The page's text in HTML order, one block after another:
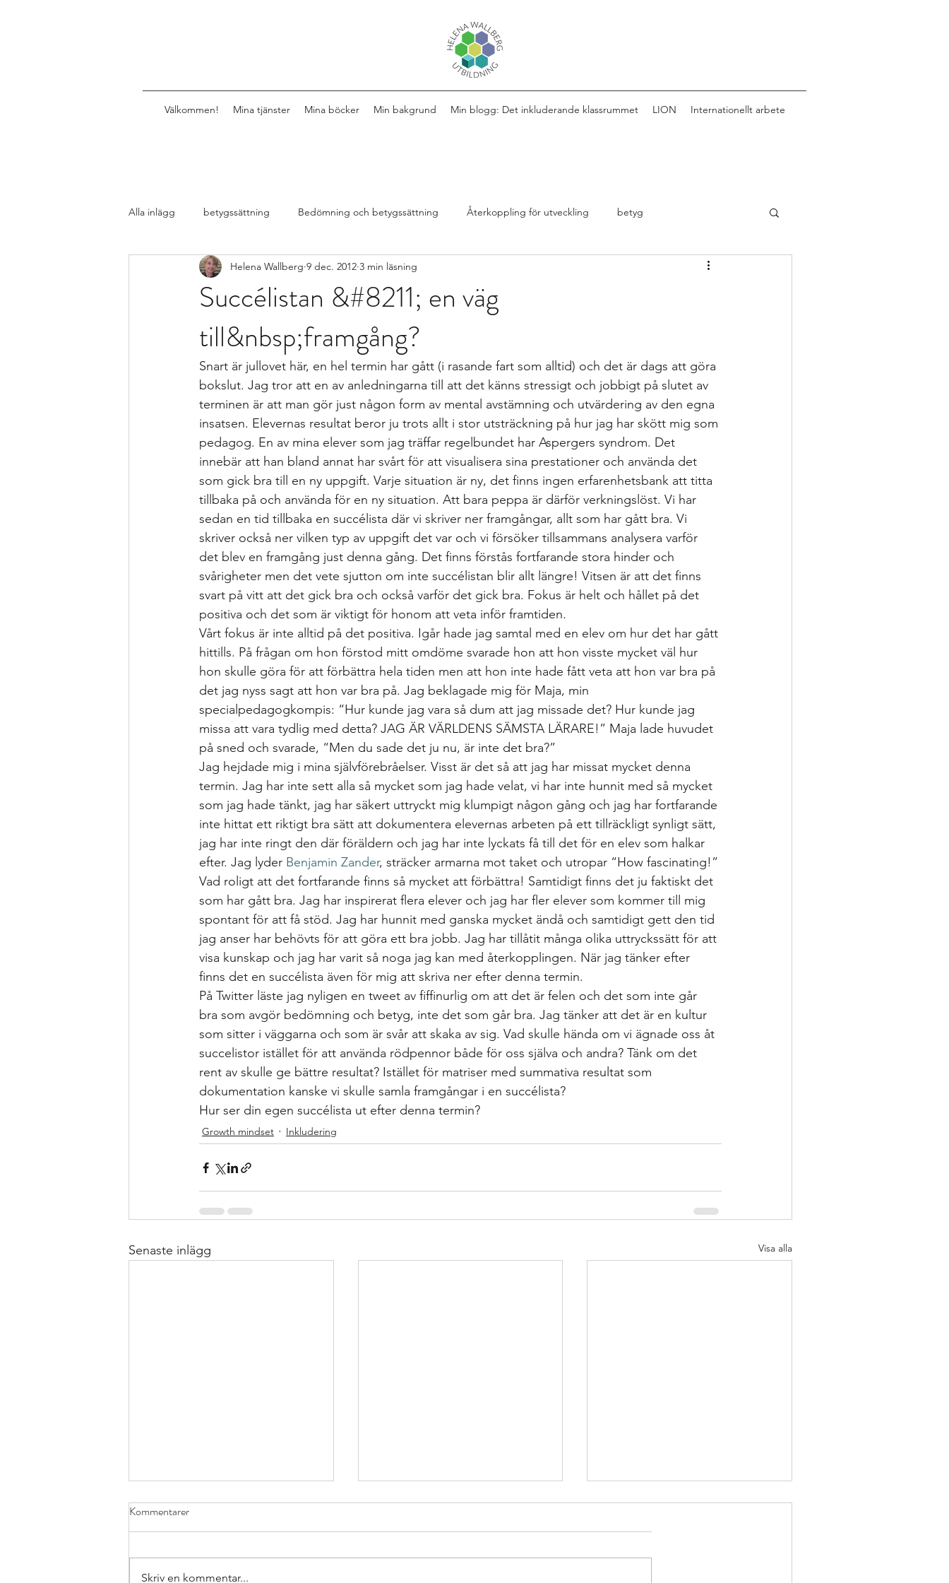
Välkommen! Mina tjänster Mina böcker Min bakgrund Min blogg: Det inkluderande klassrummet LION Internationellt arbete
Alla inlägg betygssättning Bedömning och betygssättning Återkoppling för utveckling betyg
Design av lektioner, uppgifter, mat Design av lektioner
Formativ bedömning som förhållnings differentierad undervisning
Kollegialt lärande Istället för elevärenden till elevh material Nationella prov Ledarskap
specialpedagogen och försteläraren Skoldebatt Relationellt och kategoriskt perspe Stödinsatser
Strategier för att träna och kompen uppgifter The Agency for Special Needs and In Återkoppling för utveckling
Bedömning och betygssättning Beprövad erfarenhet betyg betygssättning
Succélistan &#8211; en väg
till&nbsp;framgång?
Helena Wallberg 9 dec. 2012 3 min läsning
Snart är jullovet här, en hel termin har gått (i rasande fart som alltid) och det är dags att göra
bokslut. Jag tror att en av anledningarna till att det känns stressigt och jobbigt på slutet av
terminen är att man gör just någon form av mental avstämning och utvärdering av den egna
insatsen. Elevernas resultat beror ju trots allt i stor utsträckning på hur jag har skött mig som
pedagog. En av mina elever som jag träffar regelbundet har Aspergers syndrom. Det
innebär att han bland annat har svårt för att visualisera sina prestationer och använda det
som gick bra till en ny uppgift. Varje situation är ny, det finns ingen erfarenhetsbank att titta
tillbaka på och använda för en ny situation. Att bara peppa är därför verkningslöst. Vi har
sedan en tid tillbaka en succélista där vi skriver ner framgångar, allt som har gått bra. Vi
skriver också ner vilken typ av uppgift det var och vi försöker tillsammans analysera varför
det blev en framgång just denna gång. Det finns förstås fortfarande stora hinder och
svårigheter men det vete sjutton om inte succélistan blir allt längre! Vitsen är att det finns
svart på vitt att det gick bra och också varför det gick bra. Fokus är helt och hållet på det
positiva och det som är viktigt för honom att veta inför framtiden.
Vårt fokus är inte alltid på det positiva. Igår hade jag samtal med en elev om hur det har gått
hittills. På frågan om hon förstod mitt omdöme svarade hon att hon visste mycket väl hur
hon skulle göra för att förbättra hela tiden men att hon inte hade fått veta att hon var bra på
det jag nyss sagt att hon var bra på. Jag beklagade mig för Maja, min
specialpedagogkompis: “Hur kunde jag vara så dum att jag missade det? Hur kunde jag
missa att vara tydlig med detta? JAG ÄR VÄRLDENS SÄMSTA LÄRARE!” Maja lade huvudet
på sned och svarade, “Men du sade det ju nu, är inte det bra?”
Jag hejdade mig i mina självförebråelser. Visst är det så att jag har missat mycket denna
termin. Jag har inte sett alla så mycket som jag hade velat, vi har inte hunnit med så mycket
som jag hade tänkt, jag har säkert uttryckt mig klumpigt någon gång och jag har fortfarande
inte hittat ett riktigt bra sätt att dokumentera elevernas arbeten på ett tillräckligt synligt sätt,
jag har inte ringt den där föräldern och jag har inte lyckats få till det för en elev som halkar
efter. Jag lyder Benjamin Zander, sträcker armarna mot taket och utropar “How fascinating!”
Vad roligt att det fortfarande finns så mycket att förbättra! Samtidigt finns det ju faktiskt det
som har gått bra. Jag har inspirerat flera elever och jag har fler elever som kommer till mig
spontant för att få stöd. Jag har hunnit med ganska mycket ändå och samtidigt gett den tid
jag anser har behövts för att göra ett bra jobb. Jag har tillåtit många olika uttryckssätt för att
visa kunskap och jag har varit så noga jag kan med återkopplingen. När jag tänker efter
finns det en succélista även för mig att skriva ner efter denna termin.
På Twitter läste jag nyligen en tweet av fiffinurlig om att det är felen och det som inte går
bra som avgör bedömning och betyg, inte det som går bra. Jag tänker att det är en kultur
som sitter i väggarna och som är svår att skaka av sig. Vad skulle hända om vi ägnade oss åt
succelistor istället för att använda rödpennor både för oss själva och andra? Tänk om det
rent av skulle ge bättre resultat? Istället för matriser med summativa resultat som
dokumentation kanske vi skulle samla framgångar i en succélista?
Hur ser din egen succélista ut efter denna termin?
Growth mindset Inkludering
Senaste inlägg Visa alla
Kommentarer
Skriv en kommentar...